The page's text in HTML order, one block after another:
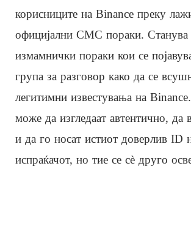
корисниците на Binance преку
официјални СМС пораки. Станува
измамнички пораки кои се
група за разговор како да се
легитимни известувања на
може да изгледаат автентично, да
и да го носат истиот доверлив ID
испраќачот, но тие се сè друго